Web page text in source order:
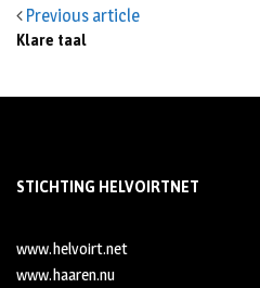
Previous article
Klare taal
STICHTING HELVOIRTNET
www.helvoirt.net
www.haaren.nu